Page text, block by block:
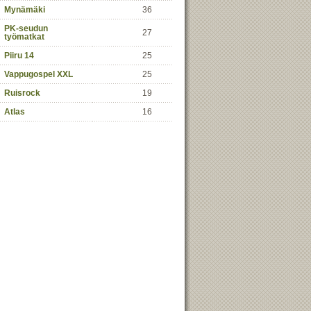
Mynämäki 36
PK-seudun
työmatkat
27
Piiru 14
25
Vappugospel XXL
25
Ruisrock
19
Atlas 16